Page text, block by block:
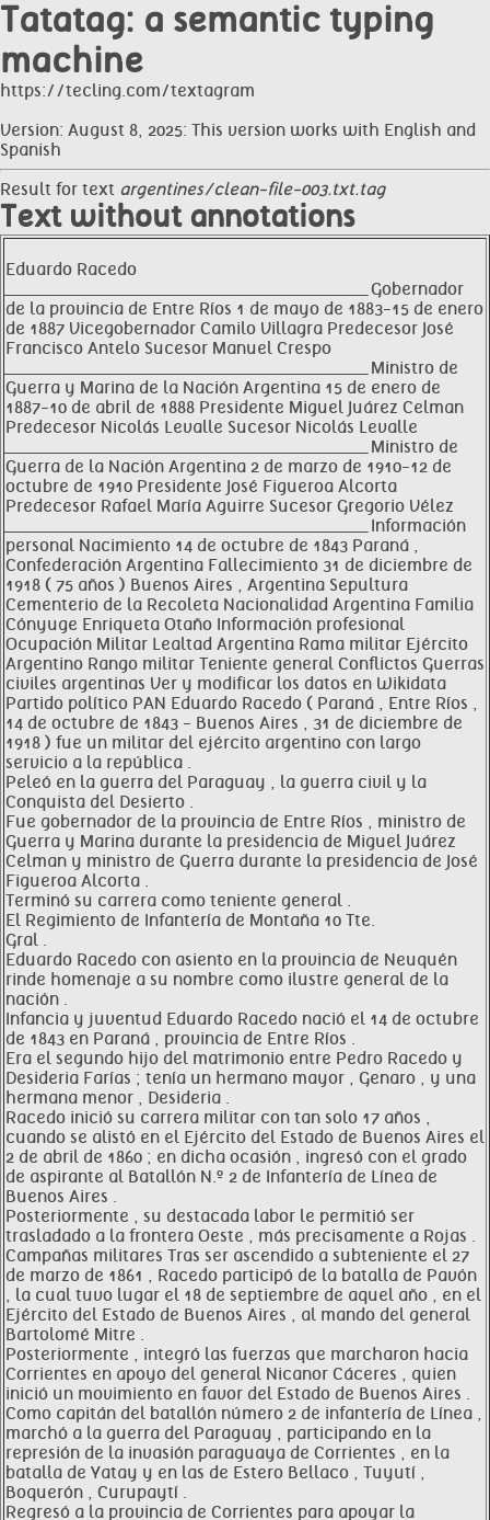
Tatatag: a semantic typing
machine
https://tecling.com/textagram
Version: August 8, 2025: This version works with English and
Spanish
Result for text argentines/clean-file-003.txt.tag
Text without annotations
Eduardo Racedo
__________________________________________________________________ Gobernador
de la provincia de Entre Ríos 1 de mayo de 1883-15 de enero
de 1887 Vicegobernador Camilo Villagra Predecesor José
Francisco Antelo Sucesor Manuel Crespo
__________________________________________________________________ Ministro de
Guerra y Marina de la Nación Argentina 15 de enero de
1887-10 de abril de 1888 Presidente Miguel Juárez Celman
Predecesor Nicolás Levalle Sucesor Nicolás Levalle
__________________________________________________________________ Ministro de
Guerra de la Nación Argentina 2 de marzo de 1910-12 de
octubre de 1910 Presidente José Figueroa Alcorta
Predecesor Rafael María Aguirre Sucesor Gregorio Vélez
__________________________________________________________________ Información
personal Nacimiento 14 de octubre de 1843 Paraná ,
Confederación Argentina Fallecimiento 31 de diciembre de
1918 ( 75 años ) Buenos Aires , Argentina Sepultura
Cementerio de la Recoleta Nacionalidad Argentina Familia
Cónyuge Enriqueta Otaño Información profesional
Ocupación Militar Lealtad Argentina Rama militar Ejército
Argentino Rango militar Teniente general Conflictos Guerras
civiles argentinas Ver y modificar los datos en Wikidata
Partido político PAN Eduardo Racedo ( Paraná , Entre Ríos ,
14 de octubre de 1843 - Buenos Aires , 31 de diciembre de
1918 ) fue un militar del ejército argentino con largo
servicio a la república .
Peleó en la guerra del Paraguay , la guerra civil y la
Conquista del Desierto .
Fue gobernador de la provincia de Entre Ríos , ministro de
Guerra y Marina durante la presidencia de Miguel Juárez
Celman y ministro de Guerra durante la presidencia de José
Figueroa Alcorta .
Terminó su carrera como teniente general .
El Regimiento de Infantería de Montaña 10 Tte.
Gral .
Eduardo Racedo con asiento en la provincia de Neuquén
rinde homenaje a su nombre como ilustre general de la
nación .
Infancia y juventud Eduardo Racedo nació el 14 de octubre
de 1843 en Paraná , provincia de Entre Ríos .
Era el segundo hijo del matrimonio entre Pedro Racedo y
Desideria Farías ; tenía un hermano mayor , Genaro , y una
hermana menor , Desideria .
Racedo inició su carrera militar con tan solo 17 años ,
cuando se alistó en el Ejército del Estado de Buenos Aires el
2 de abril de 1860 ; en dicha ocasión , ingresó con el grado
de aspirante al Batallón N.º 2 de Infantería de Línea de
Buenos Aires .
Posteriormente , su destacada labor le permitió ser
trasladado a la frontera Oeste , más precisamente a Rojas .
Campañas militares Tras ser ascendido a subteniente el 27
de marzo de 1861 , Racedo participó de la batalla de Pavón
, la cual tuvo lugar el 18 de septiembre de aquel año , en el
Ejército del Estado de Buenos Aires , al mando del general
Bartolomé Mitre .
Posteriormente , integró las fuerzas que marcharon hacia
Corrientes en apoyo del general Nicanor Cáceres , quien
inició un movimiento en favor del Estado de Buenos Aires .
Como capitán del batallón número 2 de infantería de Línea ,
marchó a la guerra del Paraguay , participando en la
represión de la invasión paraguaya de Corrientes , en la
batalla de Yatay y en las de Estero Bellaco , Tuyutí ,
Boquerón , Curupaytí .
Regresó a la provincia de Corrientes para apoyar la